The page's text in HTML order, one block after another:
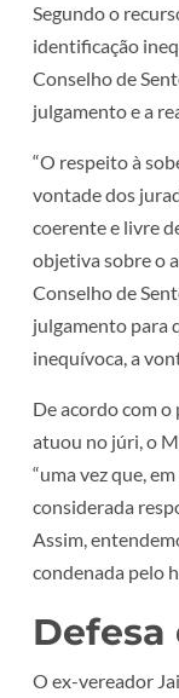
Segundo o
identificação
Conselho de
julgamento e a
“O respeito à
vontade dos
coerente e livre
objetiva sobre o
Conselho de
julgamento para
inequívoca, a
De acordo com
atuou no júri, o
“uma vez que,
considerada
Assim,
condenada pelo
O ex-vereador